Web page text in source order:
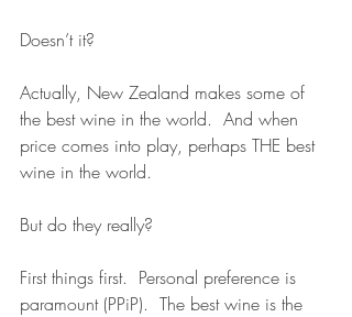
Doesn’t it?
Actually, New Zealand makes some of
the best wine in the world.  And when
price comes into play, perhaps THE best
wine in the world.
But do they really?
First things first.  Personal preference is
paramount (PPiP).  The best wine is the